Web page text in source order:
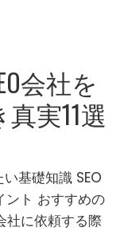
会社を
実11選
基礎知識 SEO
ント おすすめの
社に依頼する際